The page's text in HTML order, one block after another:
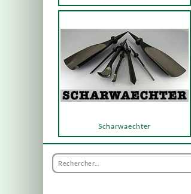
Scharwaechter